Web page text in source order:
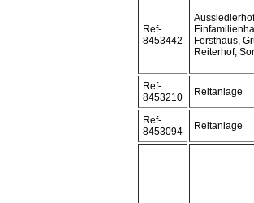
Ref-
8453442
Forsthaus,
Reiterhof,
Ref-
8453210
Reitanlage
Ref-
8453094
Reitanlage